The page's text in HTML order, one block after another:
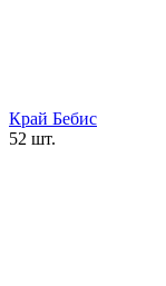
Край Бебис
52 шт.